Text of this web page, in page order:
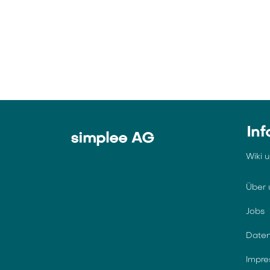
simplee AG
Wiki
Über
Jobs